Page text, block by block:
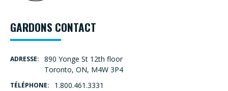
GARDONS CONTACT
ADRESSE:
890 Yonge St 12th floor
Toronto, ON, M4W 3P4
TÉLÉPHONE: 1.800.461.3331